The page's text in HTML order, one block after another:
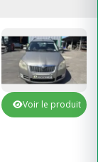
Voir le produit